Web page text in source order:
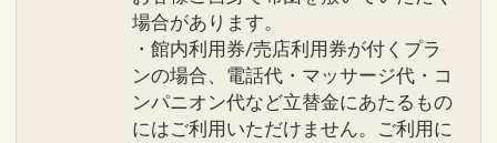
ホテルの目の前に広がる「タイガービー
チ」東シナ海に面し、西海岸でも数少な
い天然ビーチです。
遊泳期間：４月～１０月
場合があります。
・館内利用券/売店利用券が付くプラ
ンの場合、電話代・マッサージ代・コ
ンパニオン代など立替金にあたるもの
にはご利用いただけません。ご利用に